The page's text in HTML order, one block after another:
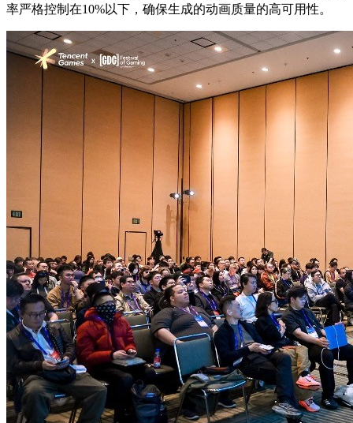
率严格控制在10%以下，确保生成的动画质量的高可用性。